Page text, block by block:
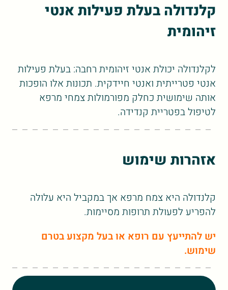
קלנדולה בעלת פעילות אנטי
זיהומית
לקלנדולה יכולת אנטי זיהומית רחבה: בעלת פעילות
אנטי פטרייתית ואנטי חיידקית. תכונות אלו הופכות
אותה שימושית כחלק מפורמולות צמחי מרפא
לטיפול בפטריית קנדידה.
אזהרות שימוש
קלנדולה היא צמח מרפא אך במקביל היא עלולה
להפריע לפעולת תרופות מסיימות.
יש להתייעץ עם רופא או בעל מקצוע בטרם
שימוש.